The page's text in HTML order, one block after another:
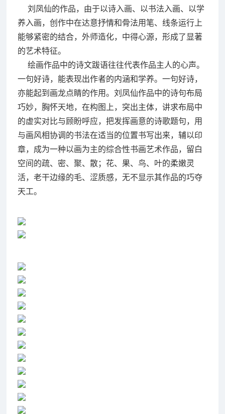
刘凤仙的作品，由于以诗入画、以书法入画、以学
养入画，创作中在达意抒情和骨法用笔、线条运行上
能够紧密的结合，外师造化，中得心源，形成了显著
的艺术特征。
绘画作品中的诗文跋语往往代表作品主人的心声。
一句好诗，能表现出作者的内涵和学养。一句好诗，
亦能起到画龙点睛的作用。刘凤仙作品中的诗句布局
巧妙，胸怀天地，在构图上，突出主体，讲求布局中
的虚实对比与顾盼呼应，把发挥画意的诗歌题句，用
与画风相协调的书法在适当的位置书写出来，辅以印
章，成为一种以画为主的综合性书画艺术作品，留白
空间的疏、密、聚、散；花、果、鸟、叶的柔嫩灵
活，老干边缘的毛、涩质感，无不显示其作品的巧夺
天工。